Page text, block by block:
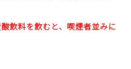
飲料を飲むと、喫煙者並みに